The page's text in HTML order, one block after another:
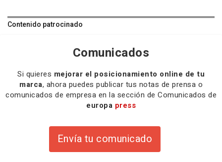
Contenido patrocinado
Comunicados
Si quieres mejorar el posicionamiento online de tu
marca, ahora puedes publicar tus notas de prensa o
comunicados de empresa en la sección de Comunicados de
europa press
Envía tu comunicado